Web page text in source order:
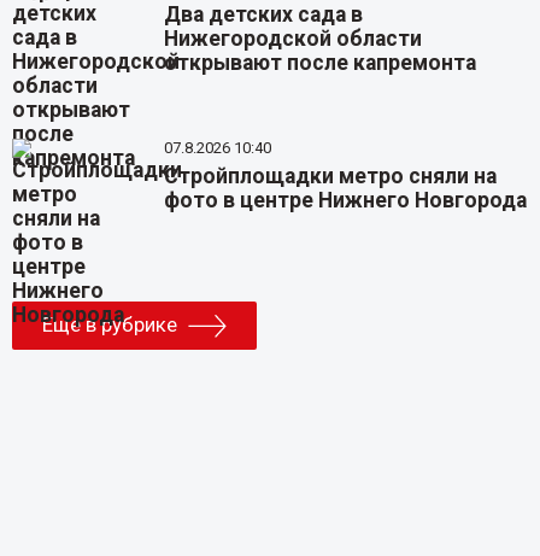
Два детских сада в
Нижегородской области
открывают после капремонта
07.8.2026 10:40
Стройплощадки метро сняли на
фото в центре Нижнего Новгорода
Еще в рубрике